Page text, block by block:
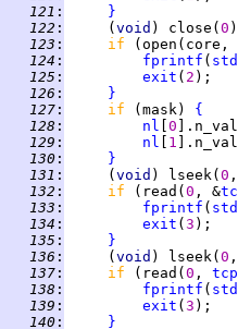
121 :
}
122 :
     (
void ) close( 0
123 : if
(open(core,
124 : fprintf (
125 : exit ( 2
126 :
}
127 : if (mask) {
128 : nl 0
129 : nl 1
130 :
}
131 :
     (
void ) lseek( 0
132 : if (read( 0 , &
133 : fprintf (
134 : exit ( 3
135 :
}
136 :
     (
void ) lseek( 0
137 : if (read( 0 ,
138 : fprintf (
139 : exit ( 3
140 :
}